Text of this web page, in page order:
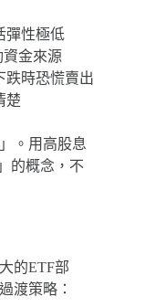
彈性極低
金來源
跌時恐慌賣出
楚
。用高股息
的概念，不
的ETF部
渡策略：